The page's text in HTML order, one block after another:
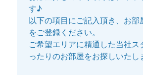
す♪
以下の項目にご記入頂き、お部
をご登録ください。
ご希望エリアに精通した当社
ったりのお部屋をお探しいたし